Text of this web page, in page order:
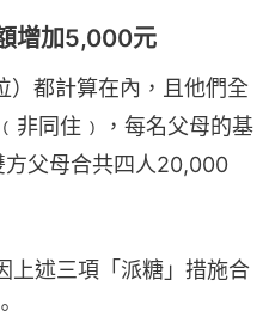
增加5,000元
）都計算在內，且他們全
非同住﹚，每名父母的基
父母合共四人20,000
上述三項「派糖」措施合